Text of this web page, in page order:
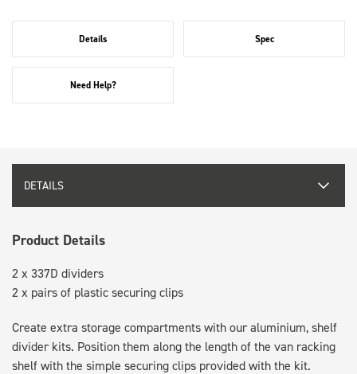
Details Spec
Need Help?
DETAILS
Product Details
2 x 337D dividers
2 x pairs of plastic securing clips
Create extra storage compartments with our aluminium, shelf
divider kits. Position them along the length of the van racking
shelf with the simple securing clips provided with the kit.